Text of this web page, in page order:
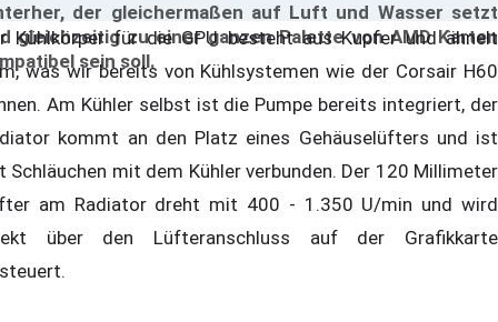
der gleichermaßen auf Luft und Wasser setzt
gleichzeitig zu einer ganzen Palette von AMD Karten
sein soll.
Kühlkörper für die GPU besteht aus Kupfer und ähnelt
was wir bereits von Kühlsystemen wie der Corsair H60
Am Kühler selbst ist die Pumpe bereits integriert, der
kommt an den Platz eines Gehäuselüfters und ist
Schläuchen mit dem Kühler verbunden. Der 120 Millimeter
am Radiator dreht mit 400 - 1.350 U/min und wird
über den Lüfteranschluss auf der Grafikkarte